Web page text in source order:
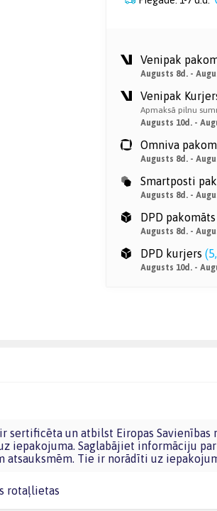
Venipak
Augusts 8d. -
Venipak
Apmaksā pilnu
Augusts 10d. -
Omniva
Augusts 8d. -
Smartposti
Augusts 8d. -
DPD pakomāts
Augusts 8d. -
DPD kurjers (
Augusts 10d. -
iepakojuma. Saglabājiet informāciju
atsauksmēm. Tie ir norādīti uz
rotaļlietas